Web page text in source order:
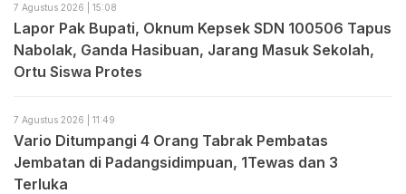
7 Agustus 2026 | 15:08
Lapor Pak Bupati, Oknum Kepsek SDN 100506 Tapus
Nabolak, Ganda Hasibuan, Jarang Masuk Sekolah,
Ortu Siswa Protes
7 Agustus 2026 | 11:49
Vario Ditumpangi 4 Orang Tabrak Pembatas
Jembatan di Padangsidimpuan, 1Tewas dan 3
Terluka